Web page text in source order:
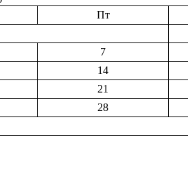
Пт
7
14
21
28